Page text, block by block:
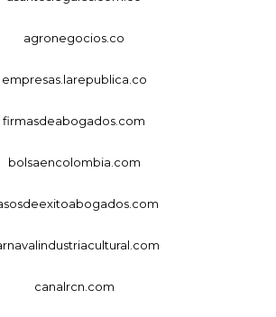
agronegocios.co
empresas.larepublica.co
firmasdeabogados.com
bolsaencolombia.com
canalrcn.com